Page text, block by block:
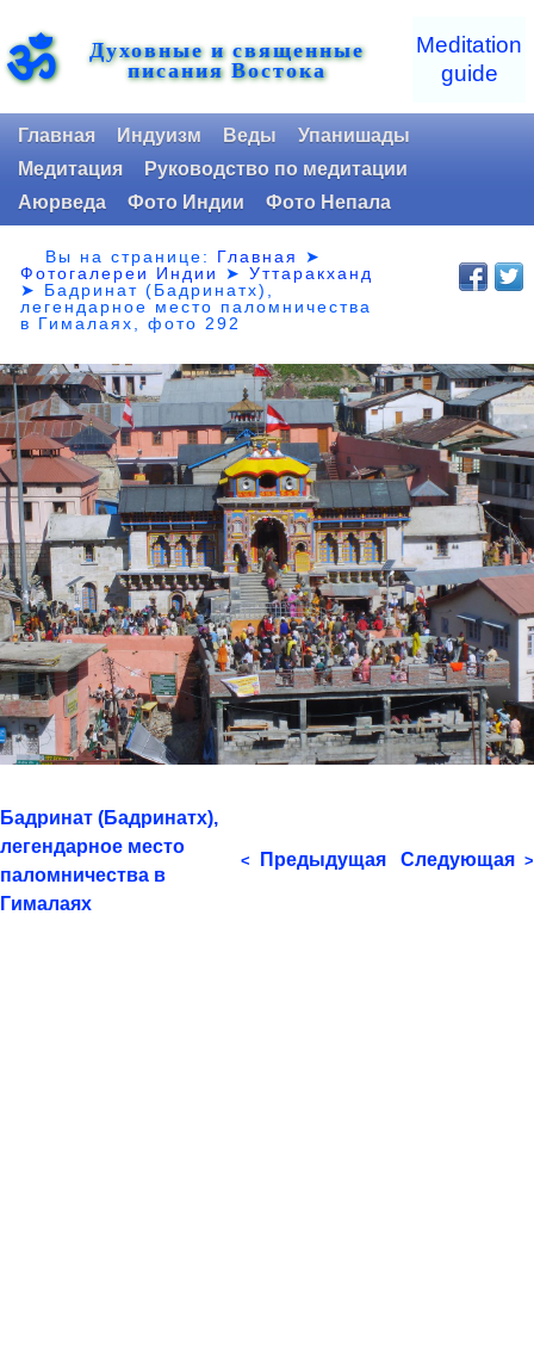
ॐ Духовные и священные
писания Востока
Meditation
guide
Главная Индуизм Веды
Упанишады
Медитация
Руководство по медитации
Аюрведа
Фото Индии Фото Непала
Вы на странице: Главная
➤
Фотогалереи Индии
➤Уттаракханд
➤ Бадринат (Бадринатх),
легендарное место паломничества
в Гималаях, фото 292
Бадринат (Бадринатх),
легендарное место
паломничества в
Гималаях
< Предыдущая Следующая >